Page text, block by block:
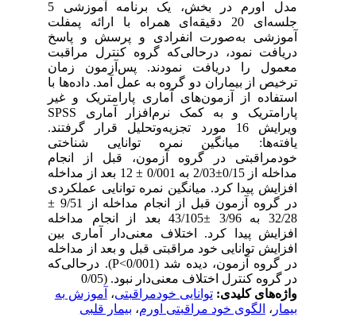
جلسه‌ای 20 دقیقه‌ای همراه با ارائه پمفلت
آموزشی به‌صورت انفرادی و پرسش و پاسخ
دریافت نمود، درحالی‌که گروه کنترل مراقبت
معمول را دریافت نمودند. پس‌آزمون زمان
ترخیص از بیماران دو گروه به عمل آمد. داده‌ها با
استفاده از آزمون‌های آماری پارامتریک و غیر
پارامتریک و به کمک نرم‌افزار آماری SPSS
ویرایش 16 مورد تجزیه‌وتحلیل قرار گرفتند.
یافته‌ها: میانگین نمره توانایی شناختی
خودمراقبتی در گروه آزمون، قبل از انجام
مداخله از 0/15±2/03 به 0/001 ± 12 بعد از مداخله
افزایش پیدا کرد. میانگین نمره توانایی عملکردی
در گروه آزمون قبل از انجام مداخله از 9/51 ±
32/28 به 3/96 ±43/105 بعد از انجام مداخله
افزایش پیدا کرد. اختلاف معنی‌دار آماری بین
افزایش توانایی خود مراقبتی قبل و بعد از مداخله
در گروه آزمون، دیده شد (0/001>P). درحالی‌که
در گروه کنترل اختلاف معنی‌دار نبود. (0/05
واژه‌های کلیدی:توانایی خودمراقبتی،آموزش به
بیمار، الگوی خود مراقبتی اورم ،بیمار قلبی